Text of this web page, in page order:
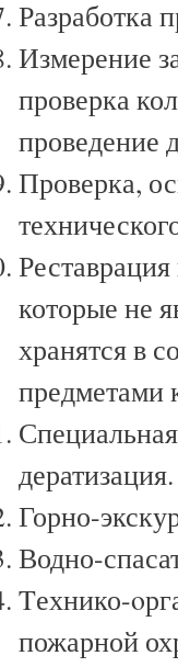
Разработка
Измерение
проверка
проведение
Проверка,
которые не
хранятся в
предметами
дератизация.
Горно-
Водно-
Tехнико-
пожарной